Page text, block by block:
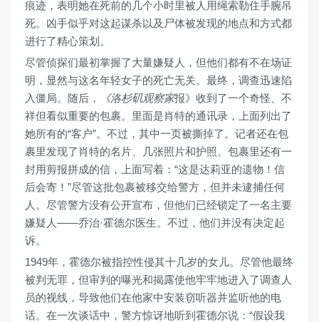
痕迹，表明她在死前的几个小时里被人用绳索勒住手腕吊
死。凶手似乎对这起谋杀以及尸体被发现的地点和方式都
进行了精心策划。
尽管侦探们最初掌握了大量嫌疑人，但他们都有不在场证
明，显然与这名年轻女子的死亡无关。最终，调查迅速陷
入僵局。随后，
《洛杉矶观察家报》收到了一个奇怪、不
祥但看似重要的包裹。里面是肖特的通讯录，上面列出了
她所有的“客户”。不过，其中一页被撕掉了。记者还在包
裹里发现了肖特的名片、几张照片和护照。包裹里还有一
封用剪报拼成的信，上面写着：“这是达莉亚的遗物！信
后会寄！”尽管这批包裹被移交给警方，但并未逮捕任何
人。尽管警方没有公开宣布，但他们已经锁定了一名主要
嫌疑人——乔治·霍德尔医生。不过，他们并没有决定起
诉。
1949年，霍德尔被指控性侵其十几岁的女儿。尽管他最终
被判无罪，但审判的曝光和揭露使他牢牢地进入了调查人
员的视线，导致他们在他家中安装窃听器并监听他的电
话。在一次谈话中，警方惊讶地听到霍德尔说：“假设我